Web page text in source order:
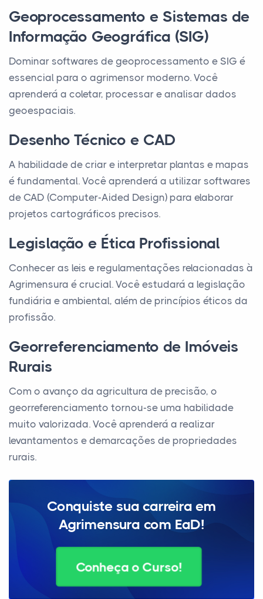
Geoprocessamento e Sistemas de
Informação Geográfica (SIG)
Dominar softwares de geoprocessamento e SIG é
essencial para o agrimensor moderno. Você
aprenderá a coletar, processar e analisar dados
geoespaciais.
Desenho Técnico e CAD
A habilidade de criar e interpretar plantas e mapas
é fundamental. Você aprenderá a utilizar softwares
de CAD (Computer-Aided Design) para elaborar
projetos cartográficos precisos.
Legislação e Ética Profissional
Conhecer as leis e regulamentações relacionadas à
Agrimensura é crucial. Você estudará a legislação
fundiária e ambiental, além de princípios éticos da
profissão.
Georreferenciamento de Imóveis
Rurais
Com o avanço da agricultura de precisão, o
georreferenciamento tornou-se uma habilidade
muito valorizada. Você aprenderá a realizar
levantamentos e demarcações de propriedades
rurais.
Conquiste sua carreira em
Agrimensura com EaD!
Conheça o Curso!